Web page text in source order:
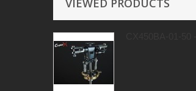
VIEWED PRODUCTS